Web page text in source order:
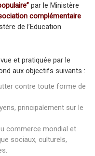
par le Ministère
complémentaire
de l’Education
et pratiquée par le
aux objectifs suivants :
contre toute forme de
principalement sur le
commerce mondial et
sociaux, culturels,